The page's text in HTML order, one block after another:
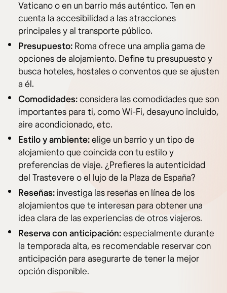
Vaticano o en un barrio más auténtico. Ten en
cuenta la accesibilidad a las atracciones
principales y al transporte público.
Presupuesto: Roma ofrece una amplia gama de
opciones de alojamiento. Define tu presupuesto y
busca hoteles, hostales o conventos que se ajusten
a él.
Comodidades:considera las comodidades que son
importantes para ti, como Wi-Fi, desayuno incluido,
aire acondicionado, etc.
Estilo y ambiente:elige un barrio y un tipo de
alojamiento que coincida con tu estilo y
preferencias de viaje. ¿Prefieres la autenticidad
del Trastevere o el lujo de la Plaza de España?
Reseñas: investiga las reseñas en línea de los
alojamientos que te interesan para obtener una
idea clara de las experiencias de otros viajeros.
Reserva con anticipación:especialmente durante
la temporada alta, es recomendable reservar con
anticipación para asegurarte de tener la mejor
opción disponible.